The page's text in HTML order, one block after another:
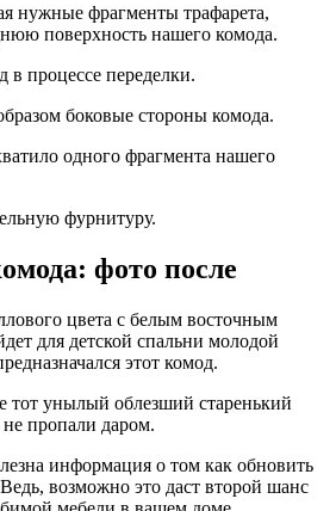
нужные фрагменты трафарета,
поверхность нашего комода.
в процессе переделки.
боковые стороны комода.
одного фрагмента нашего
фурнитуру.
фото после
цвета с белым восточным
для детской спальни молодой
этот комод.
тот унылый облезший старенький
пропали даром.
информация о том как обновить
возможно это даст второй шанс